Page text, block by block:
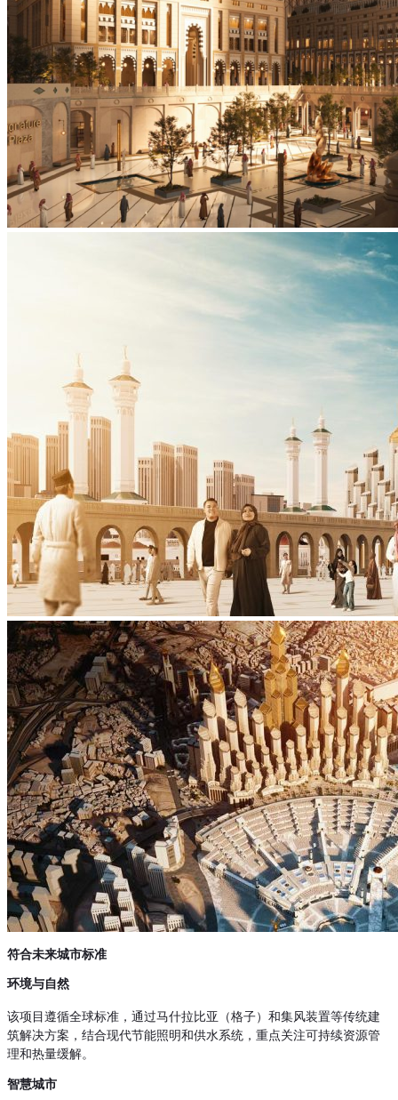
符合未来城市标准
环境与自然
该项目遵循全球标准，通过马什拉比亚（格子）和集风装置等传统建
筑解决方案，结合现代节能照明和供水系统，重点关注可持续资源管
理和热量缓解。
智慧城市